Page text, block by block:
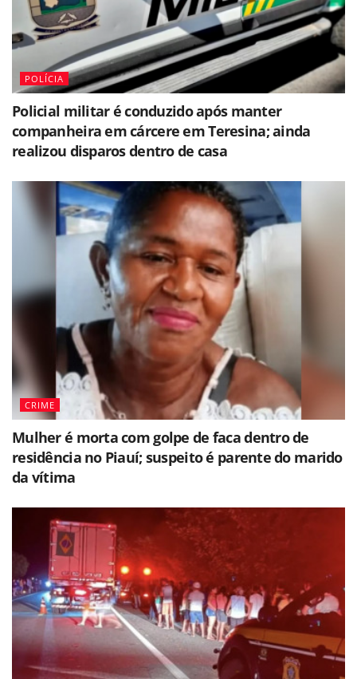
POLÍCIA
Policial militar é conduzido após manter
companheira em cárcere em Teresina; ainda
realizou disparos dentro de casa
CRIME
Mulher é morta com golpe de faca dentro de
residência no Piauí; suspeito é parente do marido
da vítima